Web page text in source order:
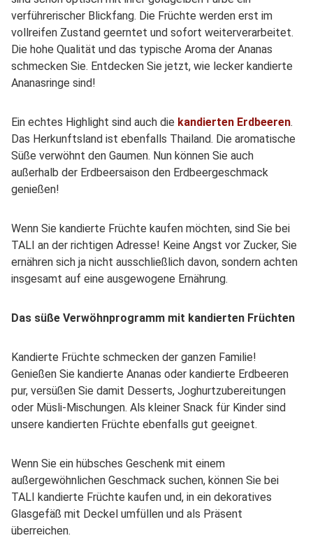
verführerischer Blickfang. Die Früchte werden erst im
vollreifen Zustand geerntet und sofort weiterverarbeitet.
Die hohe Qualität und das typische Aroma der Ananas
schmecken Sie. Entdecken Sie jetzt, wie lecker kandierte
Ananasringe sind!
Ein echtes Highlight sind auch die kandierten Erdbeeren.
Das Herkunftsland ist ebenfalls Thailand. Die aromatische
Süße verwöhnt den Gaumen. Nun können Sie auch
außerhalb der Erdbeersaison den Erdbeergeschmack
genießen!
Wenn Sie kandierte Früchte kaufen möchten, sind Sie bei
TALI an der richtigen Adresse! Keine Angst vor Zucker, Sie
ernähren sich ja nicht ausschließlich davon, sondern achten
insgesamt auf eine ausgewogene Ernährung.
Das süße Verwöhnprogramm mit kandierten Früchten
Kandierte Früchte schmecken der ganzen Familie!
Genießen Sie kandierte Ananas oder kandierte Erdbeeren
pur, versüßen Sie damit Desserts, Joghurtzubereitungen
oder Müsli-Mischungen. Als kleiner Snack für Kinder sind
unsere kandierten Früchte ebenfalls gut geeignet.
Wenn Sie ein hübsches Geschenk mit einem
außergewöhnlichen Geschmack suchen, können Sie bei
TALI kandierte Früchte kaufen und, in ein dekoratives
Glasgefäß mit Deckel umfüllen und als Präsent
überreichen.